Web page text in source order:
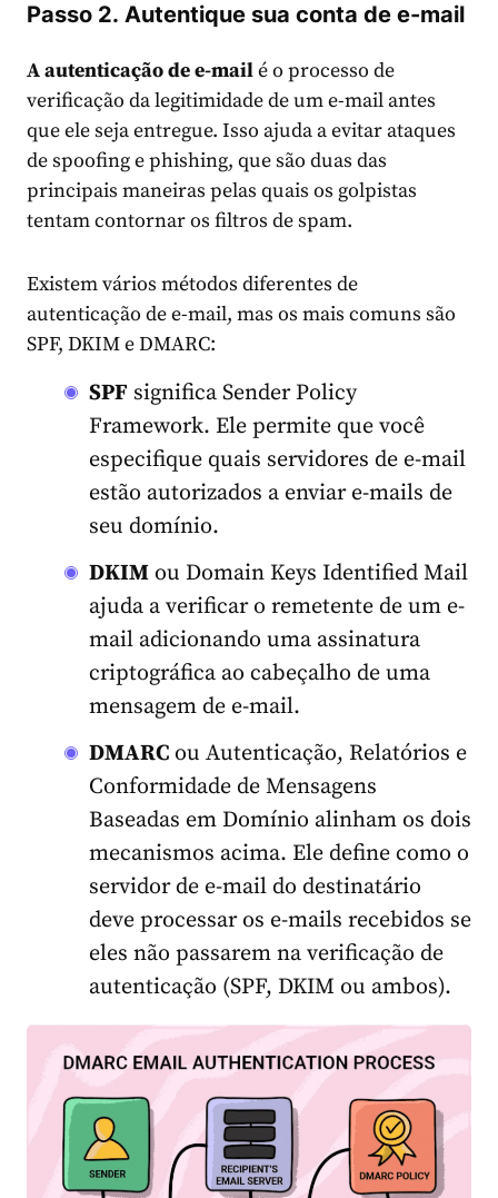
Passo 2. Autentique sua conta de e-mail
A autenticação de e-mailé o processo de
verificação da legitimidade de um e-mail antes
que ele seja entregue. Isso ajuda a evitar ataques
de spoofing e phishing, que são duas das
principais maneiras pelas quais os golpistas
tentam contornar os filtros de spam.
Existem vários métodos diferentes de
autenticação de e-mail, mas os mais comuns são
SPF, DKIM e DMARC:
SPF significa Sender Policy
Framework. Ele permite que você
especifique quais servidores de e-mail
estão autorizados a enviar e-mails de
seu domínio.
DKIM ou Domain Keys Identified Mail
ajuda a verificar o remetente de um e-
mail adicionando uma assinatura
criptográfica ao cabeçalho de uma
mensagem de e-mail.
DMARC ou Autenticação, Relatórios e
Conformidade de Mensagens
Baseadas em Domínio alinham os dois
mecanismos acima. Ele define como o
servidor de e-mail do destinatário
deve processar os e-mails recebidos se
eles não passarem na verificação de
autenticação (SPF, DKIM ou ambos).